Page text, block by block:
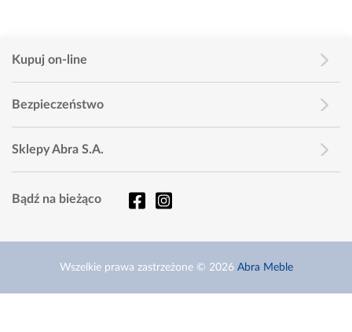
Kupuj on-line
Bezpieczeństwo
Sklepy Abra S.A.
Bądź na bieżąco
Wszelkie prawa zastrzeżone © 2026 Abra Meble